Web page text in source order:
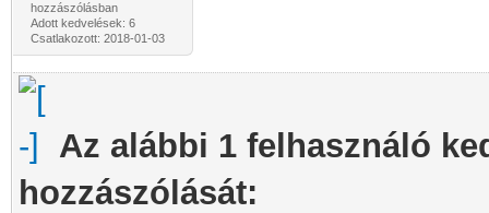
hozzászólásban
Adott kedvelések: 6
Csatlakozott: 2018-01-03
Az alábbi 1 felhasználó
hozzászólását: